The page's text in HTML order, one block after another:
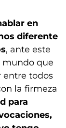
en
diferente
, ante este
mundo que
entre todos
la firmeza
para